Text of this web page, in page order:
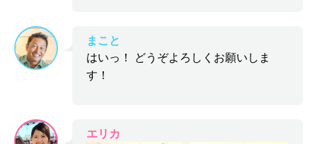
まこと
はいっ！ どうぞよろしくお願いしま
す！
エリカ